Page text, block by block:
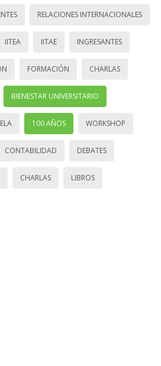
RELACIONES INTERNACIONALES
IITEA IITAE INGRESANTES
FORMACIÓN CHARLAS
BIENESTAR UNIVERSITARIO
100 AÑOS WORKSHOP
CONTABILIDAD DEBATES
CHARLAS LIBROS